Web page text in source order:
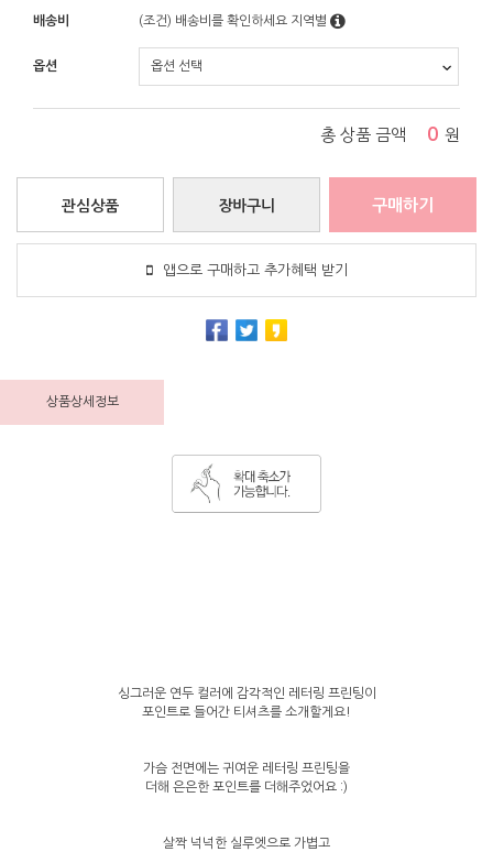
배송비 (조건) 배송비를 확인하세요 지역별
옵션
총 상품 금액 0 원
장바구니
관심상품 구매하기
앱으로 구매하고 추가혜택 받기
상품상세정보
싱그러운 연두 컬러에 감각적인 레터링 프린팅이
포인트로 들어간 티셔츠를 소개할게요!
가슴 전면에는 귀여운 레터링 프린팅을
더해 은은한 포인트를 더해주었어요 :)
살짝 넉넉한 실루엣으로 가볍고